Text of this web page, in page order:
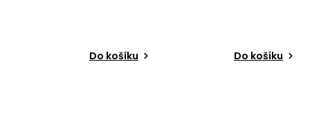
Do košíku Do košíku